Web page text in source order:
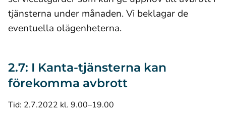
tjänsterna under månaden. Vi beklagar de
eventuella olägenheterna.
2.7: I Kanta-tjänsterna kan
förekomma avbrott
Tid: 2.7.2022 kl. 9.00–19.00